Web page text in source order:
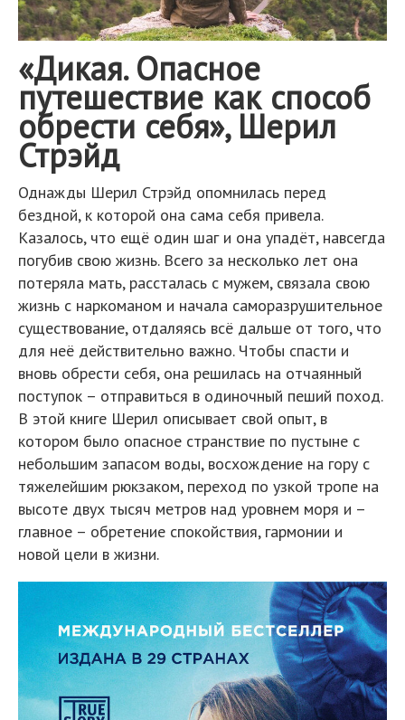
«Дикая. Опасное
путешествие как способ
обрести себя», Шерил
Стрэйд
Однажды Шерил Стрэйд опомнилась перед
бездной, к которой она сама себя привела.
Казалось, что ещё один шаг и она упадёт, навсегда
погубив свою жизнь. Всего за несколько лет она
потеряла мать, рассталась с мужем, связала свою
жизнь с наркоманом и начала саморазрушительное
существование, отдаляясь всё дальше от того, что
для неё действительно важно. Чтобы спасти и
вновь обрести себя, она решилась на отчаянный
поступок – отправиться в одиночный пеший поход.
В этой книге Шерил описывает свой опыт, в
котором было опасное странствие по пустыне с
небольшим запасом воды, восхождение на гору с
тяжелейшим рюкзаком, переход по узкой тропе на
высоте двух тысяч метров над уровнем моря и –
главное – обретение спокойствия, гармонии и
новой цели в жизни.